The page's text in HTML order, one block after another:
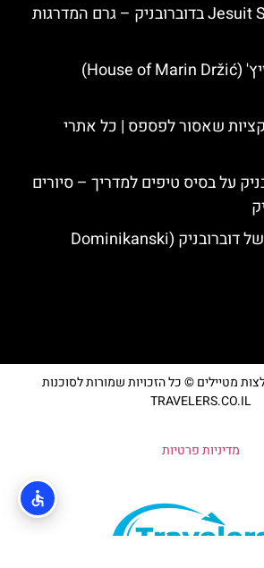
מדרגות Jesuit Staircase בדוברובניק – גרם המדרגות
הבית של מרין דרזיץ' (House of Marin Držić)
שאסור לפספס | כל אתרי
על בסיס טיפים למדריך – סיורים
המנזר הדומניקני של דוברובניק (Dominikanski
מטיילים © כל הזכויות שמורות לסוכנות
TRAVELERS.CO.IL
מדיניות פרטיות